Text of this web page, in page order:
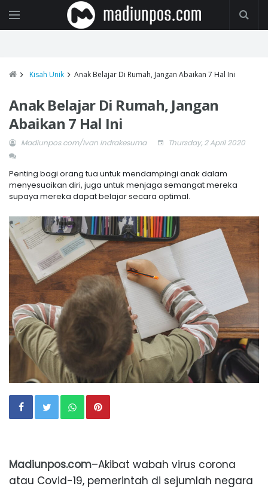
Kisah Unik Anak Belajar Di Rumah, Jangan Abaikan 7 Hal Ini
Anak Belajar Di Rumah, Jangan
Abaikan 7 Hal Ini
Madiunpos.com/Ivan Indrakesuma Thursday, 2 April 2020
Penting bagi orang tua untuk mendampingi anak dalam
menyesuaikan diri, juga untuk menjaga semangat mereka
supaya mereka dapat belajar secara optimal.
Madiunpos.com–Akibat wabah virus corona
atau Covid-19, pemerintah di sejumlah negara